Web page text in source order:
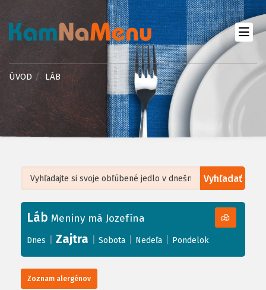
ÚVOD LÁB
Vyhľadať
+
−
Leaflet| ©OpenStreetMap, Tiles courtesy ofHumanitarian OpenStreetMap
Láb Meniny má Jozefína
Dnes Zajtra Sobota Nedeľa Pondelok
Zoznam alergénov